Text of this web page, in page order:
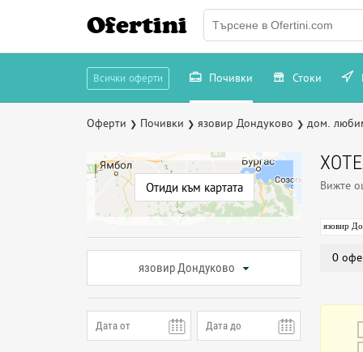
Ofertini
Всички оферти Почивки Стоки
Оферти ❯ Почивки ❯ язовир Дондуково ❯ дом.
Отиди към картата
язовир Дондуково
Вижте
язовир
0